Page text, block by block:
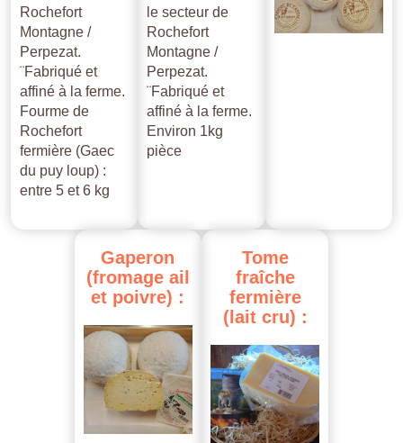
Rochefort
Montagne /
Perpezat.
¨Fabriqué et
affiné à la ferme.
Fourme de
Rochefort
fermière (Gaec
du puy loup) :
entre 5 et 6 kg
le secteur de
Rochefort
Montagne /
Perpezat.
¨Fabriqué et
affiné à la ferme.
Environ 1kg
pièce
Gaperon
(fromage ail
et poivre) :
Tome
fraîche
fermière
(lait cru) :